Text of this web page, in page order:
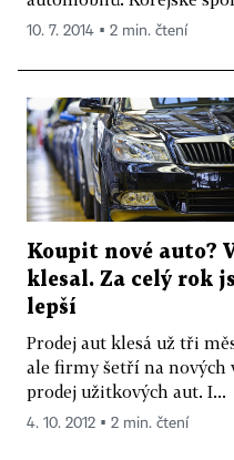
10. 7. 2014 ▪ 2 min. čtení
Koupit nové auto?
klesal. Za celý rok
lepší
Prodej aut klesá už tři
ale firmy šetří na nových
prodej užitkových aut. I...
4. 10. 2012 ▪ 2 min. čtení